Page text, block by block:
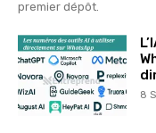
premier dépôt.
8